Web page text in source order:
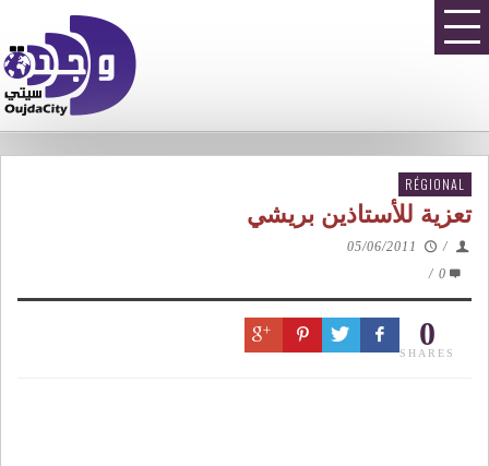
RÉGIONAL
تعزية للأستاذين بريشي
/
05/06/2011
0
/
0
SHARES